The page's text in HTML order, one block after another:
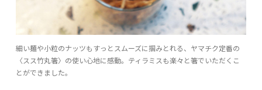
細い麺や小粒のナッツもすっとスムーズに掴みとれる、ヤマチク定番の
〈スス竹丸箸〉の使い心地に感動。ティラミスも楽々と箸でいただくこ
とができました。